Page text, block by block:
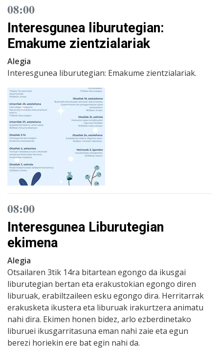
08:00
Interesgunea liburutegian:
Emakume zientzialariak
Alegia
Interesgunea liburutegian: Emakume zientzialariak.
08:00
Interesgunea Liburutegian
ekimena
Alegia
Otsailaren 3tik 14ra bitartean egongo da ikusgai
liburutegian bertan eta erakustokian egongo diren
liburuak, erabiltzaileen esku egongo dira. Herritarrak
erakusketa ikustera eta liburuak irakurtzera animatu
nahi dira. Ekimen honen bidez, arlo ezberdinetako
liburuei ikusgarritasuna eman nahi zaie eta egun
berezi horiekin ere bat egin nahi da.